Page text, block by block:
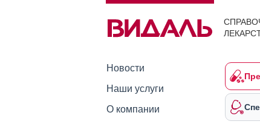
Новости
Наши услуги
О компании